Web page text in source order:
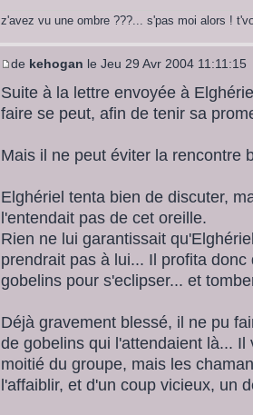
z'avez vu une ombre ???... s'pas moi alors !
de kehogan le Jeu 29 Avr 2004 11:11:15
Suite à la lettre envoyée à
faire se peut, afin de tenir sa
Mais il ne peut éviter la rencontre
Elghériel tenta bien de discuter,
l'entendait pas de cet oreille.
Rien ne lui garantissait
prendrait pas à lui... Il profita
gobelins pour s'eclipser... et
Déjà gravement blessé, il ne pu
de gobelins qui l'attendaient là...
moitié du groupe, mais les
l'affaiblir, et d'un coup vicieux, un